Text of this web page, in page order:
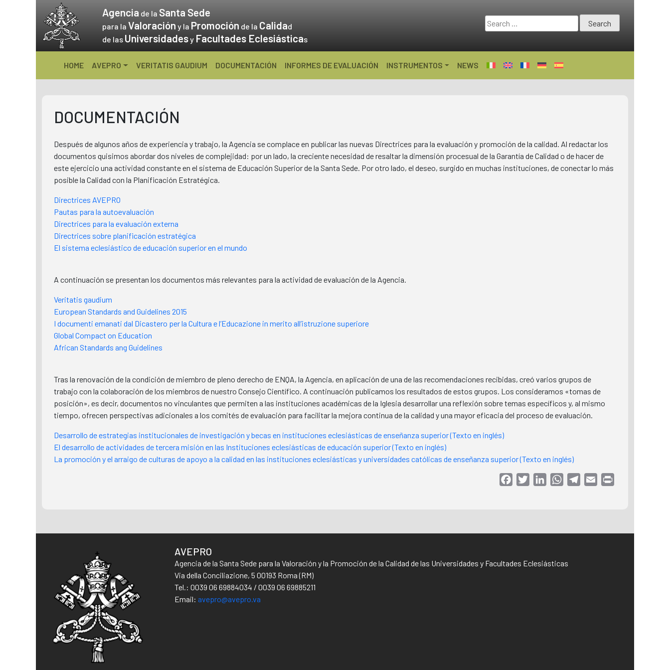
content
Agencia de la Santa Sede
para la Valoración y la Promoción de la Calidad
de las Universidadesy Facultades Eclesiásticas
Search
for:
HOME AVEPRO VERITATIS GAUDIUM DOCUMENTACIÓN INFORMES DE EVALUACIÓN INSTRUMENTOS NEWS
DOCUMENTACIÓN
Después de algunos años de experiencia y trabajo, la Agencia se complace en publicar las nuevas Directrices para la evaluación y promoción de la calidad. Al redactar los
documentos quisimos abordar dos niveles de complejidad: por un lado, la creciente necesidad de resaltar la dimensión procesual de la Garantía de Calidad o de hacer de
este ejercicio una actividad constante en el sistema de Educación Superior de la Santa Sede. Por otro lado, el deseo, surgido en muchas instituciones, de conectar lo más
posible la Calidad con la Planificación Estratégica.
Directrices AVEPRO
Pautas para la autoevaluación
Directrices para la evaluación externa
Directrices sobre planificación estratégica
El sistema eclesiástico de educación superior en el mundo
A continuación se presentan los documentos más relevantes para la actividad de evaluación de la Agencia.
Veritatis gaudium
European Standards and Guidelines 2015
I documenti emanati dal Dicastero per la Cultura e l’Educazione in merito all’istruzione superiore
Global Compact on Education
African Standards ang Guidelines
Tras la renovación de la condición de miembro de pleno derecho de ENQA, la Agencia, en aplicación de una de las recomendaciones recibidas, creó varios grupos de
trabajo con la colaboración de los miembros de nuestro Consejo Científico. A continuación publicamos los resultados de estos grupos. Los consideramos «tomas de
posición», es decir, documentos no vinculantes que permiten a las instituciones académicas de la Iglesia desarrollar una reflexión sobre temas específicos y, al mismo
tiempo, ofrecen perspectivas adicionales a los comités de evaluación para facilitar la mejora continua de la calidad y una mayor eficacia del proceso de evaluación.
Desarrollo de estrategias institucionales de investigación y becas en instituciones eclesiásticas de enseñanza superior (Texto en inglés)
El desarrollo de actividades de tercera misión en las Instituciones eclesiásticas de educación superior (Texto en inglés)
La promoción y el arraigo de culturas de apoyo a la calidad en las instituciones eclesiásticas y universidades católicas de enseñanza superior (Texto en inglés)
FacebookTwitterLinkedInWhatsAppTelegram
Email
AVEPRO
Agencia de la Santa Sede para la Valoración y la Promoción de la Calidad de las Universidades y Facultades Eclesiásticas
Via della Conciliazione, 5 00193 Roma (RM)
Tel.: 0039 06 69884034 / 0039 06 69885211
Email: avepro@avepro.va